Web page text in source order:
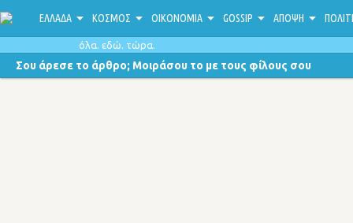
ΕΛΛΑΔΑ ΚΟΣΜΟΣ ΟΙΚΟΝΟΜΙΑ GOSSIP ΑΠΟΨΗ
όλα. εδώ. τώρα.
Σου άρεσε το άρθρο; Μοιράσου το με τους φίλους σου